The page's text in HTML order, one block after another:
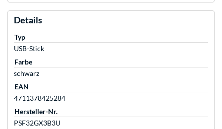
Details
Typ
USB-Stick
Farbe
schwarz
EAN
4711378425284
Hersteller-Nr.
PSF32GX3B3U